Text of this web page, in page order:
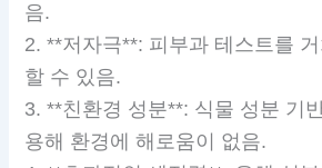
음.
2. **저자극**: 피부과 테스트를
할 수 있음.
3. **친환경 성분**: 식물 성분 기
용해 환경에 해로움이 없음.